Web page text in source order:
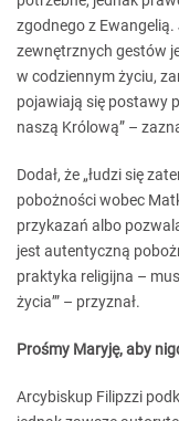
zgodnego z Ewangelią.
zewnętrznych gestów
w codziennym życiu,
pojawiają się postawy
naszą Królową” –
Dodał, że „łudzi się
pobożności wobec
przykazań albo
jest autentyczną
praktyka religijna –
życia’” – przyznał.
Prośmy Maryję, aby
Arcybiskup Filipzzi